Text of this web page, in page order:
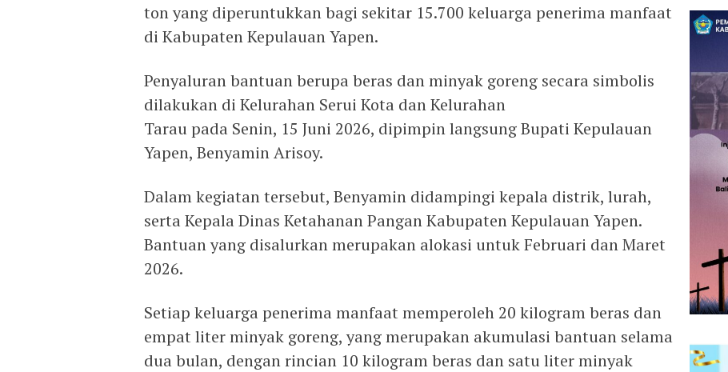
ton yang diperuntukkan bagi sekitar 15.700 keluarga penerima manfaat
di Kabupaten Kepulauan Yapen.
Penyaluran bantuan berupa beras dan minyak goreng secara simbolis
dilakukan di Kelurahan Serui Kota dan Kelurahan
Tarau pada Senin, 15 Juni 2026, dipimpin langsung Bupati Kepulauan
Yapen, Benyamin Arisoy.
Dalam kegiatan tersebut, Benyamin didampingi kepala distrik, lurah,
serta Kepala Dinas Ketahanan Pangan Kabupaten Kepulauan Yapen.
Bantuan yang disalurkan merupakan alokasi untuk Februari dan Maret
2026.
Setiap keluarga penerima manfaat memperoleh 20 kilogram beras dan
empat liter minyak goreng, yang merupakan akumulasi bantuan selama
dua bulan, dengan rincian 10 kilogram beras dan satu liter minyak